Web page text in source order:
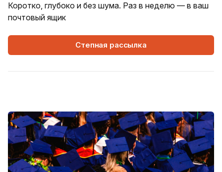
Коротко, глубоко и без шума. Раз в неделю — в ваш
почтовый ящик
Степная рассылка